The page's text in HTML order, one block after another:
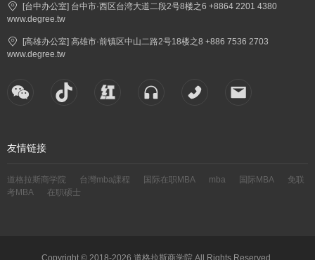
[台中办公室] 台中市·西区台湾大道二段2号8楼之6 +8864 2201 4380
www.degree.tw
[高雄办公室] 高雄市·前镇区中山二路2号18楼之8 +886 7536 2703
www.degree.tw
友情链接
道格拉斯商学院 台灣mba課程 国际在职MBA mba 国际MBA
免联
考MBA
在职硕士
Copyright © 2018-2026 道格拉斯商学院 All Rights Reserved.